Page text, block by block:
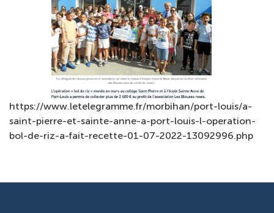
https://www.letelegramme.fr/morbihan/port-louis/a-
saint-pierre-et-sainte-anne-a-port-louis-l-operation-
bol-de-riz-a-fait-recette-01-07-2022-13092996.php